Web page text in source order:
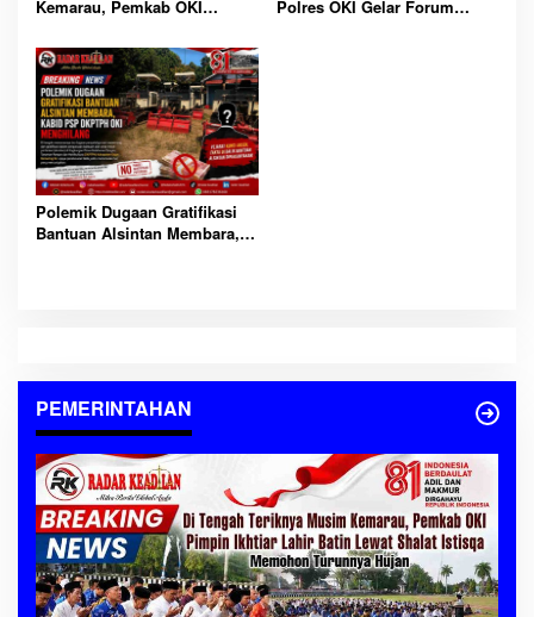
Kemarau, Pemkab OKI
Lewat Shalat Istisqa
Memohon Turunnya Hujan
Polres OKI Gelar Forum
Polemik Dugaan Gratifikasi
Bantuan Alsintan Membara,
PEMERINTAHAN